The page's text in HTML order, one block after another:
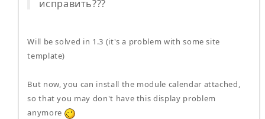
исправить???
Will be solved in 1.3 (it's a problem with some site
template)
But now, you can install the module calendar attached,
so that you may don't have this display problem
anymore